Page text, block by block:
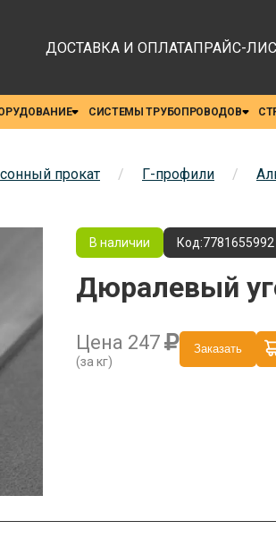
ДОСТАВКА И ОПЛАТАПРАЙС-
СИСТЕМЫ ТРУБОПРОВОДОВ
прокат / Г-профили /
В наличии Код:7781655992
Дюралевый
Цена 247
(за кг)
Заказать